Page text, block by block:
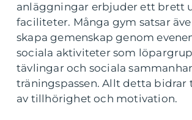
anläggningar erbjuder ett brett
faciliteter. Många gym satsar
skapa gemenskap genom
sociala aktiviteter som
tävlingar och sociala
träningspassen. Allt detta bidrar
av tillhörighet och motivation.